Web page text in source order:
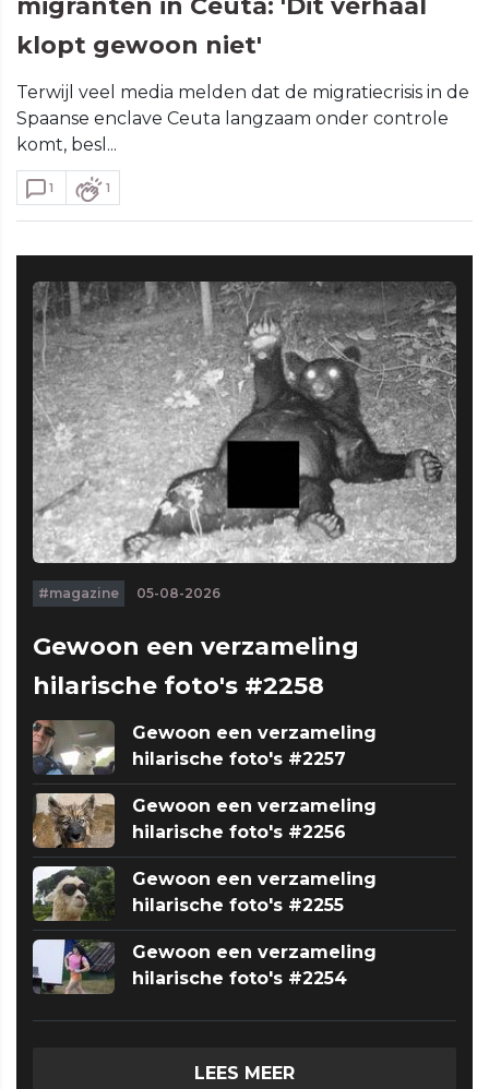
klopt gewoon niet'
Terwijl veel media melden dat de migratiecrisis in de
Spaanse enclave Ceuta langzaam onder controle
komt, besl...
1 1
#magazine 05-08-2026
Gewoon een verzameling
hilarische foto's #2258
Gewoon een verzameling
hilarische foto's #2257
Gewoon een verzameling
hilarische foto's #2256
Gewoon een verzameling
hilarische foto's #2255
Gewoon een verzameling
hilarische foto's #2254
LEES MEER